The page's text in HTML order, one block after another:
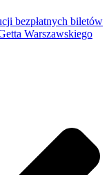
bezpłatnych biletów
Warszawskiego